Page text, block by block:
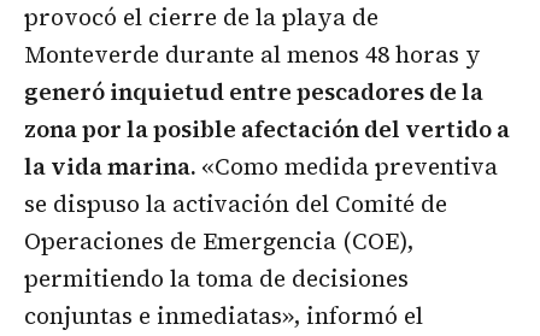
provocó el cierre de la playa de
Monteverde durante al menos 48 horas y
generó inquietud entre pescadores de la
zona por la posible afectación del vertido a
la vida marina. «Como medida preventiva
se dispuso la activación del Comité de
Operaciones de Emergencia (COE),
permitiendo la toma de decisiones
conjuntas e inmediatas», informó el